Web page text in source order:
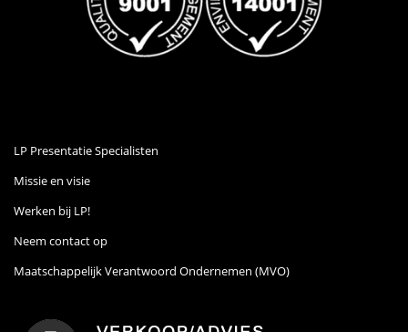
LP Presentatie Specialisten
Missie en visie
Werken bij LP!
Neem contact op
Maatschappelijk Verantwoord Ondernemen (MVO)